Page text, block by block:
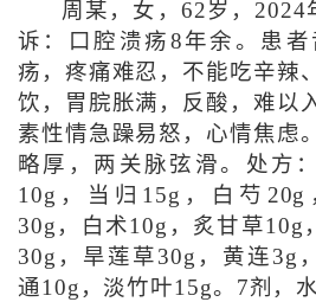
周某，女，62岁，2024
诉：口腔溃疡8年余。患
疡，疼痛难忍，不能吃辛辣
饮，胃脘胀满，反酸，难以
素性情急躁易怒，心情焦虑
略厚，两关脉弦滑。处方
10g，当归15g，白芍
30g，白术10g，炙甘草10g
30g，旱莲草30g，黄连3g
通10g，淡竹叶15g。7剂，